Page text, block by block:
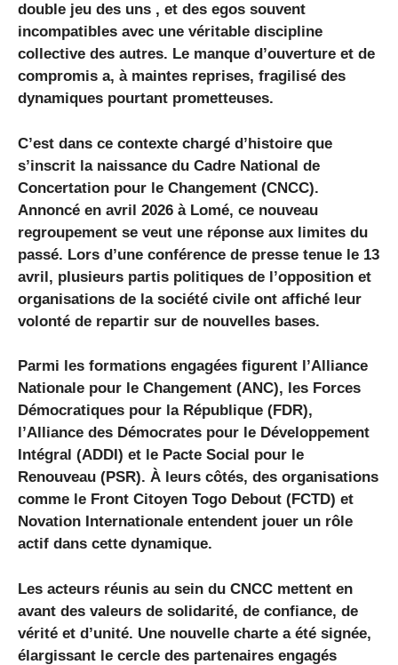
double jeu des uns , et des egos souvent
incompatibles avec une véritable discipline
collective des autres. Le manque d’ouverture et de
compromis a, à maintes reprises, fragilisé des
dynamiques pourtant prometteuses.
C’est dans ce contexte chargé d’histoire que
s’inscrit la naissance du Cadre National de
Concertation pour le Changement (CNCC).
Annoncé en avril 2026 à Lomé, ce nouveau
regroupement se veut une réponse aux limites du
passé. Lors d’une conférence de presse tenue le 13
avril, plusieurs partis politiques de l’opposition et
organisations de la société civile ont affiché leur
volonté de repartir sur de nouvelles bases.
Parmi les formations engagées figurent l’Alliance
Nationale pour le Changement (ANC), les Forces
Démocratiques pour la République (FDR),
l’Alliance des Démocrates pour le Développement
Intégral (ADDI) et le Pacte Social pour le
Renouveau (PSR). À leurs côtés, des organisations
comme le Front Citoyen Togo Debout (FCTD) et
Novation Internationale entendent jouer un rôle
actif dans cette dynamique.
Les acteurs réunis au sein du CNCC mettent en
avant des valeurs de solidarité, de confiance, de
vérité et d’unité. Une nouvelle charte a été signée,
élargissant le cercle des partenaires engagés